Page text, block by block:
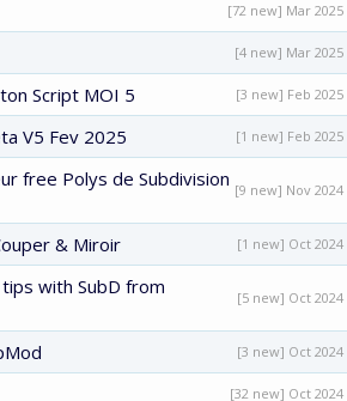
[72 new] Mar 2025
[4 new] Mar 2025
Script MOI 5 [3 new] Feb 2025
V5 Fev 2025 [1 new] Feb 2025
free Polys de Subdivision [9 new] Nov 2024
& Miroir [1 new] Oct 2024
with SubD from
[5 new] Oct 2024
[3 new] Oct 2024
[32 new] Oct 2024